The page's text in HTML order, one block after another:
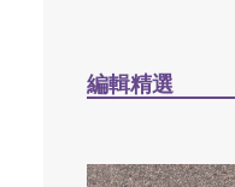
編輯精選